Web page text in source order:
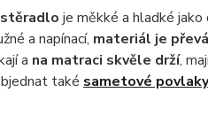
je měkké a hladké
a napínací, materiál je
a na matraci skvěle drží,
také sametové